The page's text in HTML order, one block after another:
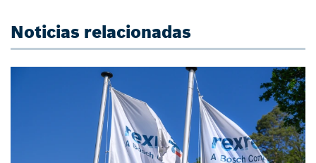
Noticias relacionadas